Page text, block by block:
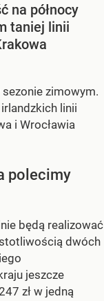
na północy
taniej linii
zimowym.
linii
i Wrocławia
polecimy
będą realizować
dwóch
jeszcze
zł w jedną